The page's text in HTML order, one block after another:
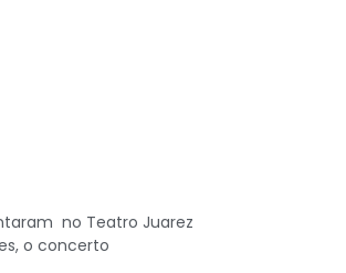
no Teatro Juarez
o concerto